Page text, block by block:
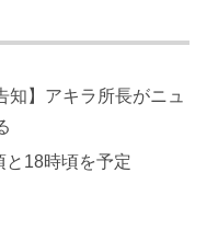
知】アキラ所長がニュ
と18時頃を予定